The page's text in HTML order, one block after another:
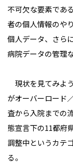
不可欠な要素であ
者の個人情報のや
個人データ、さら
病院データの管理
現状を見てみよ
がオーバーロード
査から入院までの
態宣言下の11都府
調整中というカテ
る。